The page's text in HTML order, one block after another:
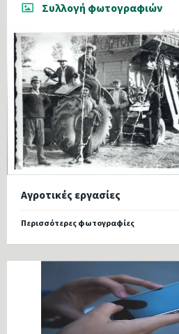
Συλλογή φωτογραφιών
Αγροτικές εργασίες
Περισσότερες φωτογραφίες